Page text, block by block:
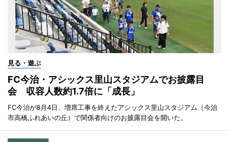
見る・遊ぶ
FC今治・アシックス里山スタジアムでお披露目
会 収容人数約1.7倍に「成長」
FC今治が8月4日、増席工事を終えたアシックス里山スタジアム（今治
市高橋ふれあいの丘）で関係者向けのお披露目会を開いた。